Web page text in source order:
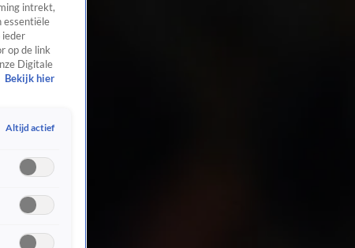
intrekt,
essentiële
ieder
op de link
Digitale
Bekijk hier
Altijd actief